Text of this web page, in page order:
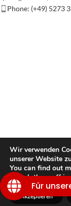
Phone: (+49) 5273
TRAUMWELT
Wir verwenden
unserer Website
You can find out
switch them off
Akzeptieren
Für